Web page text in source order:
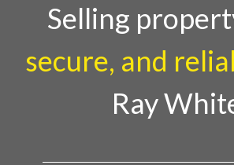
Selling
secure, and
Ray